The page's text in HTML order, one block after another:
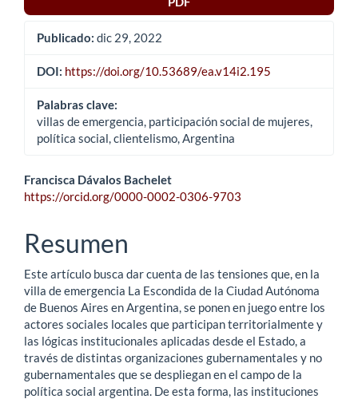
Publicado: dic 29, 2022
DOI: https://doi.org/10.53689/ea.v14i2.195
Palabras clave:
villas de emergencia, participación social de mujeres,
política social, clientelismo, Argentina
Contenido
principal
del
artículo
Francisca Dávalos Bachelet
https://orcid.org/0000-0002-0306-9703
Resumen
Este artículo busca dar cuenta de las tensiones que, en la
villa de emergencia La Escondida de la Ciudad Autónoma
de Buenos Aires en Argentina, se ponen en juego entre los
actores sociales locales que participan territorialmente y
las lógicas institucionales aplicadas desde el Estado, a
través de distintas organizaciones gubernamentales y no
gubernamentales que se despliegan en el campo de la
política social argentina. De esta forma, las instituciones